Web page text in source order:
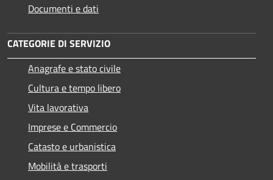
Documenti e dati
CATEGORIE DI SERVIZIO
Anagrafe e stato civile
Cultura e tempo libero
Vita lavorativa
Imprese e Commercio
Catasto e urbanistica
Mobilità e trasporti